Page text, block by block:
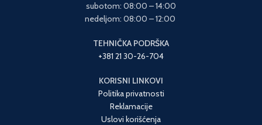
subotom: 08:00 – 14:00
nedeljom: 08:00 – 12:00
TEHNIČKA PODRŠKA
+381 21 30-26-704
KORISNI LINKOVI
Politika privatnosti
Reklamacije
Uslovi korišćenja